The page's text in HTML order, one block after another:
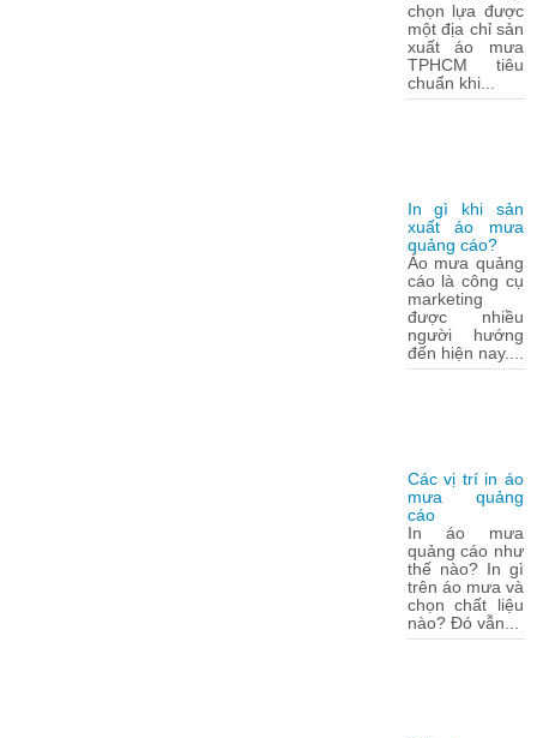
chọn lựa được
một địa chỉ sản
xuất áo mưa
TPHCM tiêu
chuẩn khi...
In gì khi sản
xuất áo mưa
quảng cáo?
Áo mưa quảng
cáo là công cụ
marketing
được nhiều
người hướng
đến hiện nay....
Các vị trí in áo
mưa quảng
cáo
In áo mưa
quảng cáo như
thế nào? In gì
trên áo mưa và
chọn chất liệu
nào? Đó vẫn...